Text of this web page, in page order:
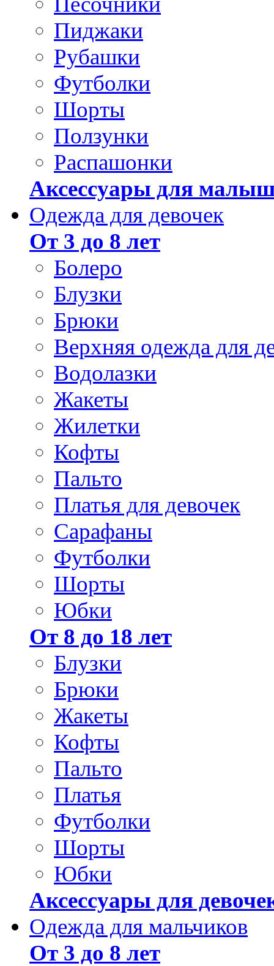
Пиджаки
Рубашки
Футболки
Шорты
Ползунки
Распашонки
Аксессуары для
Одежда для девочек
От 3 до 8 лет
Болеро
Блузки
Брюки
Верхняя одежда для
Водолазки
Жакеты
Жилетки
Кофты
Пальто
Платья для девочек
Сарафаны
Футболки
Шорты
Юбки
От 8 до 18 лет
Блузки
Брюки
Жакеты
Кофты
Пальто
Платья
Футболки
Шорты
Юбки
Аксессуары для
Одежда для мальчиков
От 3 до 8 лет